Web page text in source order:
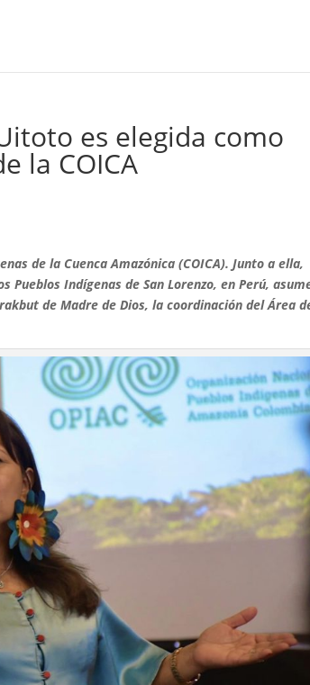
es elegida como
la COICA
de la Cuenca Amazónica (COICA). Junto a ella,
Pueblos Indígenas deSan Lorenzo, en Perú,
de Madre de Dios, la coordinación del Área